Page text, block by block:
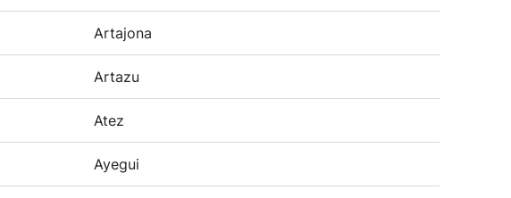
Artajona
Artazu
Atez
Ayegui